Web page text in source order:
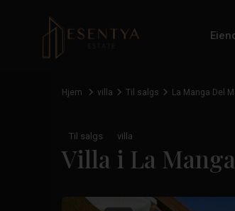
Hjem villa Til salgs La Manga Del
Til salgs villa
Villa i La